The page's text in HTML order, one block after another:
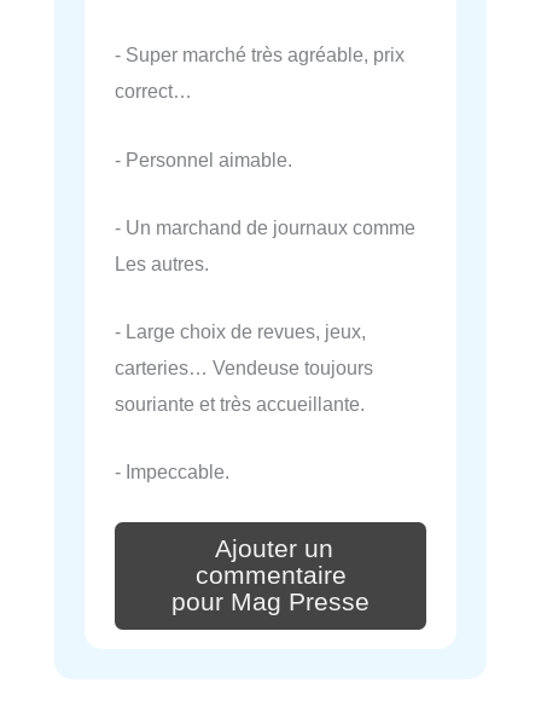
- Super marché très agréable, prix
correct…
- Personnel aimable.
- Un marchand de journaux comme
Les autres.
- Large choix de revues, jeux,
carteries… Vendeuse toujours
souriante et très accueillante.
- Impeccable.
Ajouter un
commentaire
pour Mag Presse